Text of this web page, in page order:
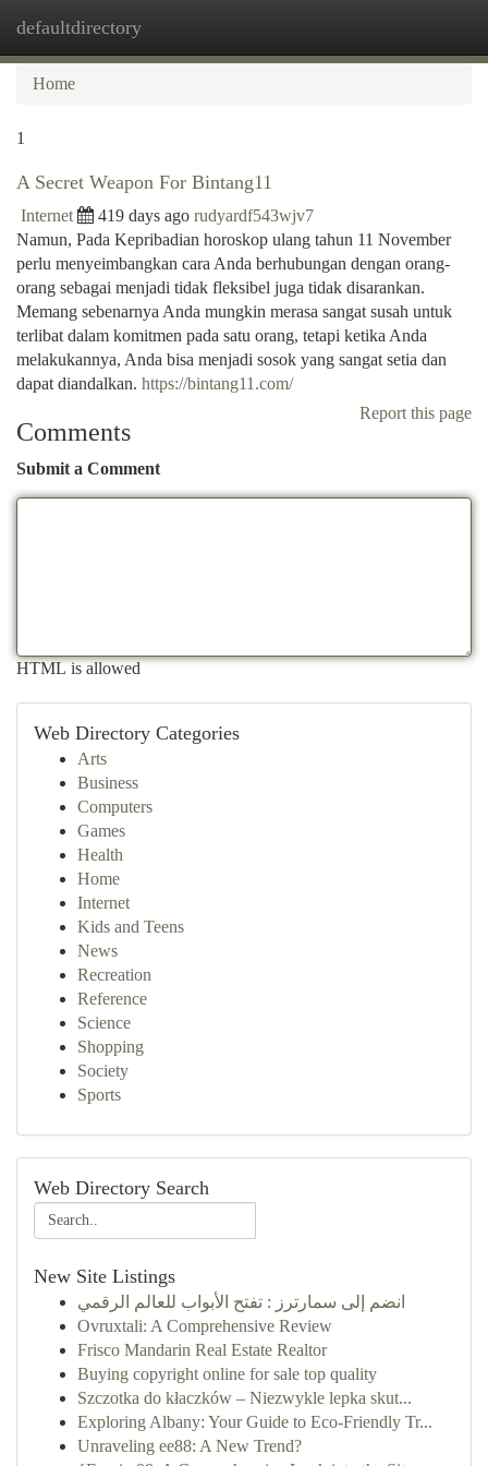
defaultdirectory
Home
1
A Secret Weapon For Bintang11
Internet 419 days ago rudyardf543wjv7
Namun, Pada Kepribadian horoskop ulang tahun 11 November
perlu menyeimbangkan cara Anda berhubungan dengan orang-
orang sebagai menjadi tidak fleksibel juga tidak disarankan.
Memang sebenarnya Anda mungkin merasa sangat susah untuk
terlibat dalam komitmen pada satu orang, tetapi ketika Anda
melakukannya, Anda bisa menjadi sosok yang sangat setia dan
dapat diandalkan. https://bintang11.com/
Report this page
Comments
Submit a Comment
HTML is allowed
Web Directory Categories
Arts
Business
Computers
Games
Health
Home
Internet
Kids and Teens
News
Recreation
Reference
Science
Shopping
Society
Sports
Web Directory Search
New Site Listings
انضم إلى سمارترز : تفتح الأبواب للعالم الرقمي
Ovruxtali: A Comprehensive Review
Frisco Mandarin Real Estate Realtor
Buying copyright online for sale top quality
Szczotka do kłaczków – Niezwykle lepka skut...
Exploring Albany: Your Guide to Eco-Friendly Tr...
Unraveling ee88: A New Trend?